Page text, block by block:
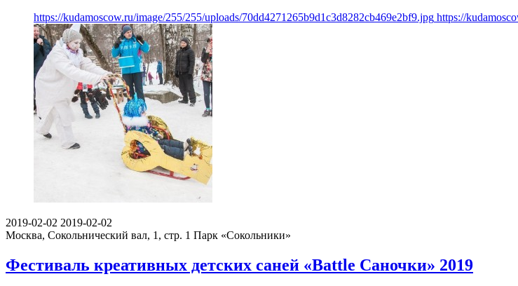
https://kudamoscow.ru/image/255/255/uploads/70dd4271265b9d1c3d8282cb469e2bf9.jpg https://
2019-02-02 2019-02-02
Москва, Сокольнический вал, 1, стр. 1 Парк «Сокольники»
Фестиваль креативных детских саней «Battle Саночки» 2019